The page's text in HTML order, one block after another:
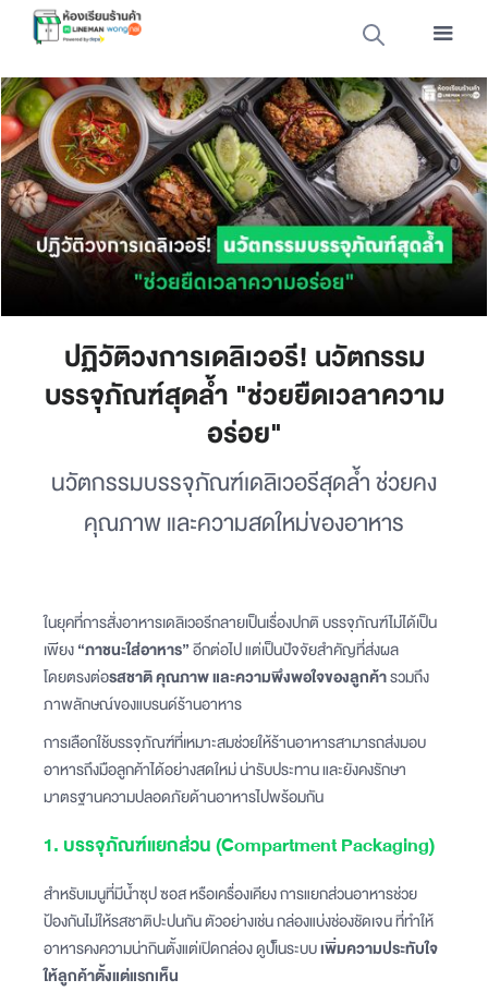
ปฏิวัติวงการเดลิเวอรี! นวัตกรรม
บรรจุภัณฑ์สุดล้ำ "ช่วยยืดเวลาความ
อร่อย"
นวัตกรรมบรรจุภัณฑ์เดลิเวอรีสุดล้ำ ช่วยคง
คุณภาพ และความสดใหม่ของอาหาร
ในยุคที่การสั่งอาหารเดลิเวอรีกลายเป็นเรื่องปกติ บรรจุภัณฑ์ไม่ได้เป็น
เพียง“ภาชนะใส่อาหาร”อีกต่อไป แต่เป็นปัจจัยสำคัญที่ส่งผล
โดยตรงต่อรสชาติ คุณภาพ และความพึงพอใจของลูกค้ารวมถึง
ภาพลักษณ์ของแบรนด์ร้านอาหาร
การเลือกใช้บรรจุภัณฑ์ที่เหมาะสมช่วยให้ร้านอาหารสามารถส่งมอบ
อาหารถึงมือลูกค้าได้อย่างสดใหม่ น่ารับประทาน และยังคงรักษา
มาตรฐานความปลอดภัยด้านอาหารไปพร้อมกัน
1. บรรจุภัณฑ์แยกส่วน (Compartment Packaging)
สำหรับเมนูที่มีน้ำซุป ซอส หรือเครื่องเคียง การแยกส่วนอาหารช่วย
ป้องกันไม่ให้รสชาติปะปนกัน ตัวอย่างเช่น กล่องแบ่งช่องชัดเจน ที่ทำให้
อาหารคงความน่ากินตั้งแต่เปิดกล่อง ดูปเ็นระบบเพิ่มความประทับใจ
ให้ลูกค้าตั้งแต่แรกเห็น